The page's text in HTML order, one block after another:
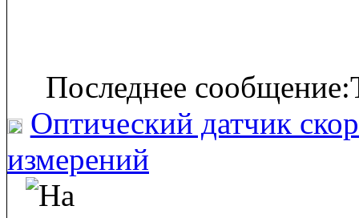
Последнее
Оптический датчик
измерений